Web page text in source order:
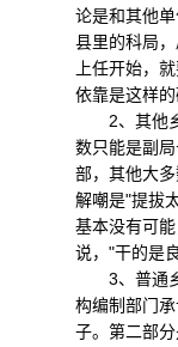
论是和其他
县里的科局
上任开始，
依靠是这样的
2、其他乡
数只能是副
部，其他大
解嘲是"提拔
基本没有可
说，"干的是
3、普通乡
构编制部门
子。第二部